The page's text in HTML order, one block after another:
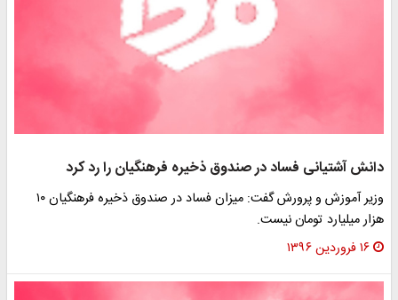
دانش آشتیانی فساد در صندوق ذخیره فرهنگیان را رد کرد
وزیر آموزش و پرورش گفت: میزان فساد در صندوق ذخیره فرهنگیان ۱۰
هزار میلیارد تومان نیست.
۱۶ فروردین ۱۳۹۶